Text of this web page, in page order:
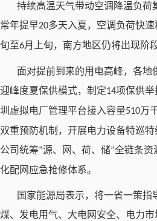
持续高温天气带动空调降温负荷
常年提早20多天入夏，空调负荷快
旬至6月上旬，南方地区仍将出现阶
面对提前到来的用电高峰，各
迎峰度夏保供模式，制定14项保供举
圳虚拟电厂管理平台接入容量510万
双重预防机制，开展电力设备特巡
公司统筹“源、网、荷、储”全链条资
化配网应急抢修体系。
国家能源局表示，将一省一策
煤、发电用气、大电网安全、电力